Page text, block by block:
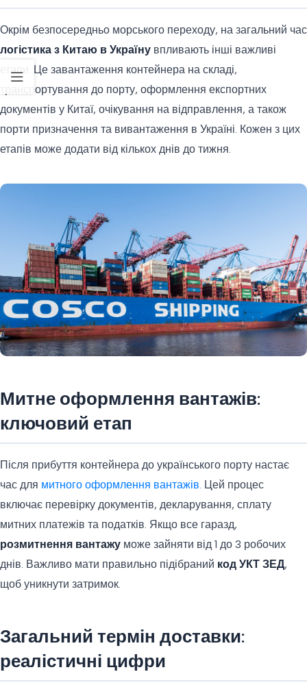
Окрім безпосередньо морського переходу, на загальний час
логістика з Китаю в Україну впливають інші важливі
етапи. Це завантаження контейнера на складі,
транспортування до порту, оформлення експортних
документів у Китаї, очікування на відправлення, а також
порти призначення та вивантаження в Україні. Кожен з цих
етапів може додати від кількох днів до тижня.
Митне оформлення вантажів:
ключовий етап
Після прибуття контейнера до українського порту настає
час для митного оформлення вантажів. Цей процес
включає перевірку документів, декларування, сплату
митних платежів та податків. Якщо все гаразд,
розмитнення вантажу може зайняти від 1 до 3 робочих
днів. Важливо мати правильно підібраний код УКТ ЗЕД,
щоб уникнути затримок.
Загальний термін доставки:
реалістичні цифри